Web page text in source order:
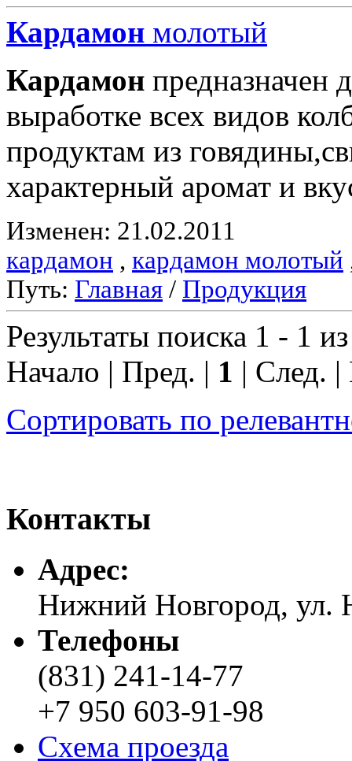
Кардамон молотый
Кардамон предназначен
выработке всех видов
продуктам из
характерный аромат и
Изменен: 21.02.2011
кардамон , кардамон молотый
Путь: Главная / Продукция
Результаты поиска 1 - 1
Начало | Пред. | 1 | След.
Сортировать по
Контакты
Адреc:
Нижний Новгород, ул.
Телефоны
(831) 241-14-77
+7 950 603-91-98
Схема проезда